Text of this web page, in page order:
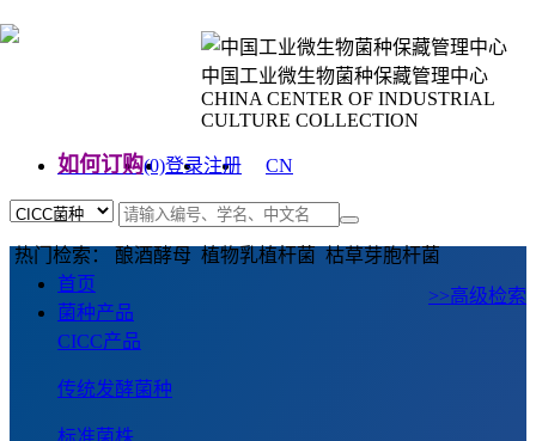
中国工业微生物菌种保藏管理中心
CHINA CENTER OF INDUSTRIAL
CULTURE COLLECTION
如何订购(0)登录注册
CN
热门检索： 酿酒酵母 植物乳植杆菌 枯草芽胞杆菌
>>高级检索
首页
菌种产品
CICC产品
传统发酵菌种
标准菌株